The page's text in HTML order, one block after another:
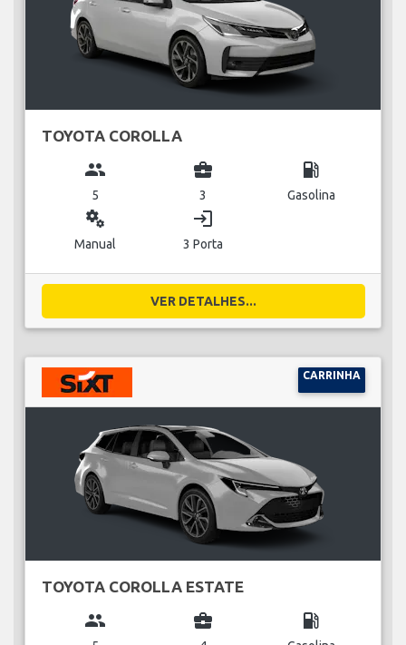
TOYOTA COROLLA
group
5
business_center
3
local_gas_station
Gasolina
miscellaneous_services
Manual
login
3 Porta
VER DETALHES...
CARRINHA
TOYOTA COROLLA ESTATE
group business_center local_gas_station